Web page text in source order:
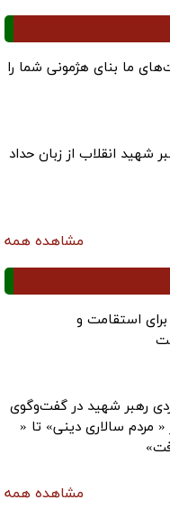
ما بنای هژمونی شما را
شهید انقلاب از زبان حداد
مشاهده همه
استقامت و
رهبر شهید در گفت‌وگوی
« مردم سالاری دینی» تا «
مشاهده همه